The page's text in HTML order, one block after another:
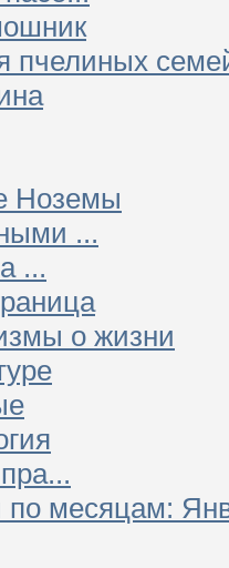
пчелиных
Ноземы
...
...
о жизни
месяцам: